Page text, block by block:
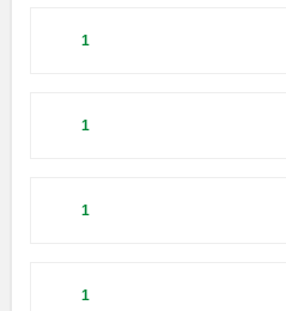
1
1
1
1